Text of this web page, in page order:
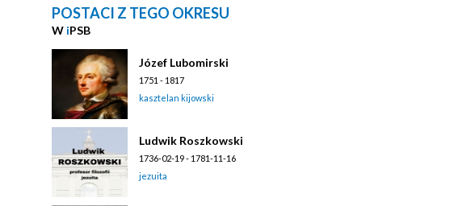
POSTACI Z TEGO OKRESU
W iPSB
Józef Lubomirski
1751 - 1817
kasztelan kijowski
Ludwik Roszkowski
1736-02-19 - 1781-11-16
jezuita